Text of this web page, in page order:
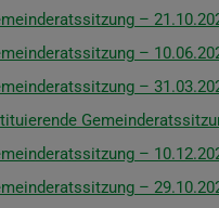
–
–
–
–
–